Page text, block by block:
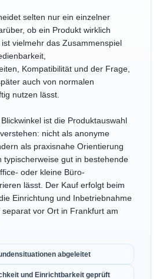
selten nur ein einzelner
ob ein Produkt wirklich
vielmehr das Zusammenspiel
Kompatibilität und der Frage,
auch von normalen
nutzen lässt.
ist die Produktauswahl
nicht als anonyme
als praxisnahe Orientierung
typischerweise gut in bestehende
oder kleine Büro-
lässt. Der Kauf erfolgt beim
Einrichtung und Inbetriebnahme
separat vor Ort in Frankfurt am
abgeleitet
und Einrichtbarkeit geprüft